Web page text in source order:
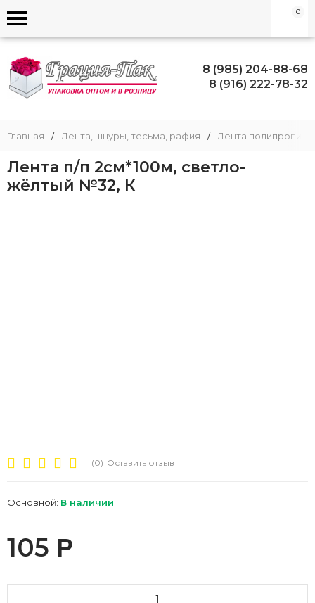
0
8 (985) 204-88-68
8 (916) 222-78-32
Главная / Лента, шнуры, тесьма, рафия / Лента
Лента п/п 2см*100м, светло-
жёлтый №32, К
(0) Оставить отзыв
Основной: В наличии
105 Р